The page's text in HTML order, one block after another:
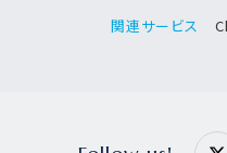
関連サービス